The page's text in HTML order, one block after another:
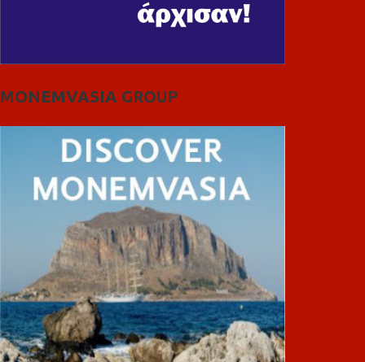
MONEMVASIA GROUP